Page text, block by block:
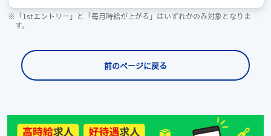
※「1stエントリー」と「毎月時給が上がる」はいずれかのみ対象となりま
す。
前のページに戻る